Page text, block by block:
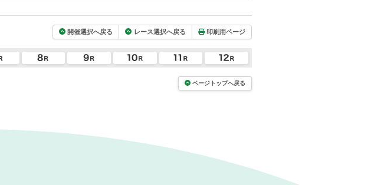
開催選択へ戻る レース選択へ戻る 印刷用ページ
ページトップへ戻る